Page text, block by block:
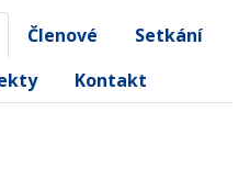
Členové
Setkání
Kontakt